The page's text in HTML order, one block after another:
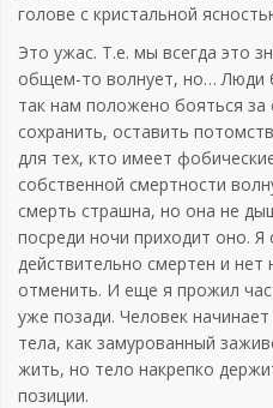
голове с кристальной
Это ужас. Т.е. мы всегда это
общем-то волнует, но… Люди
так нам положено бояться
сохранить, оставить
для тех, кто имеет
собственной смертности
смерть страшна, но она не
посреди ночи приходит оно. Я
действительно смертен и
отменить. И еще я прожил
уже позади. Человек
тела, как замурованный
жить, но тело накрепко
позиции.